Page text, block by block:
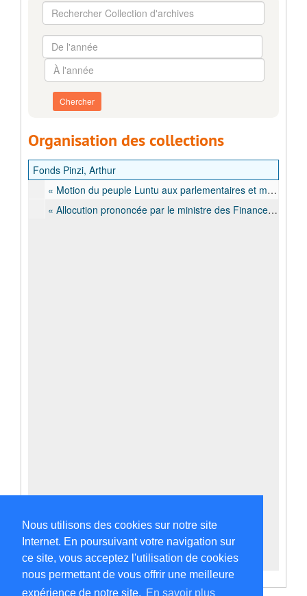
Nous utilisons des cookies sur notre site
Internet. En poursuivant votre navigation sur
ce site, vous acceptez l'utilisation de cookies
nous permettant de vous offrir une meilleure
expérience de notre site. En savoir plus
Rechercher
Collection
d'archives
De
l'année
À
l'année
Organisation des collections
Fonds Pinzi, Arthur
« Motion du peuple Luntu aux parlementaires et ministres Luluas à Léopoldville », Conclusion du Mouvement Populaire Congolais concernant les troubles à Dimbelenge, 6 août 1961
« Allocution prononcée par le ministre des Finances du gouvernement central, Monsieur. A. Pinzi » , Brochure, 28 décembre 1961